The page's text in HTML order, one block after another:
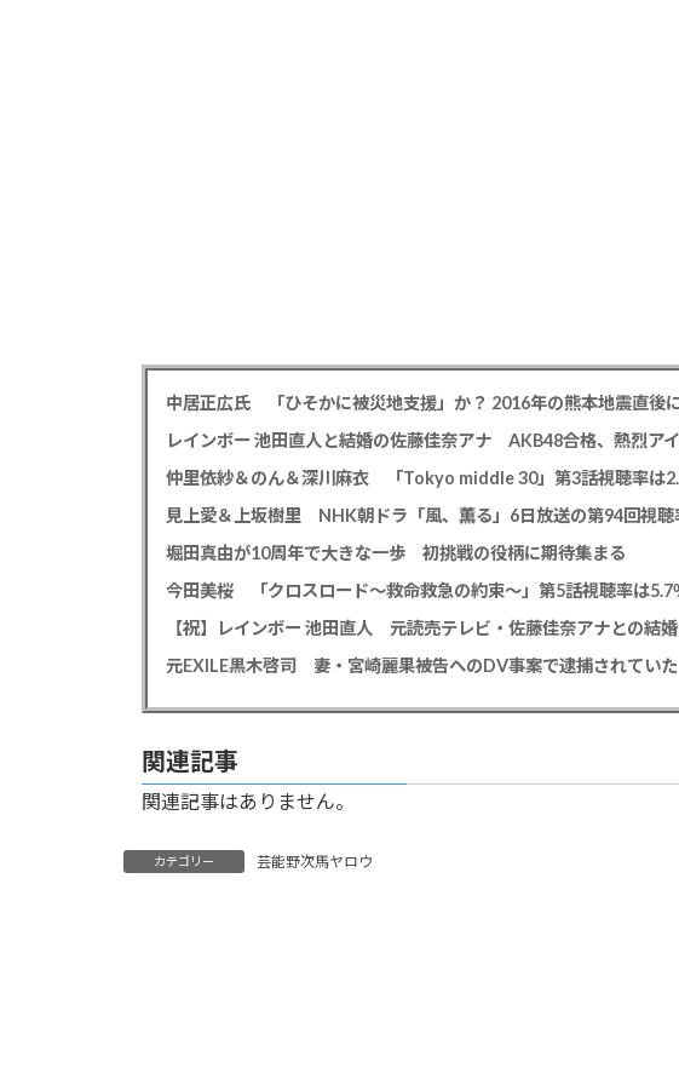
仲里依紗＆のん＆深川麻衣 「Tokyo middle 30」第3話視聴率は
見上愛＆上坂樹里 NHK朝ドラ「風、薫る」6日放送の第94回視聴
堀田真由が10周年で大きな一歩 初挑戦の役柄に期待集まる
今田美桜 「クロスロード～救命救急の約束～」第5話視聴率は5.7
【祝】レインボー 池田直人 元読売テレビ・佐藤佳奈アナとの結
関連記事
関連記事はありません。
カテゴリー 芸能野次馬ヤロウ